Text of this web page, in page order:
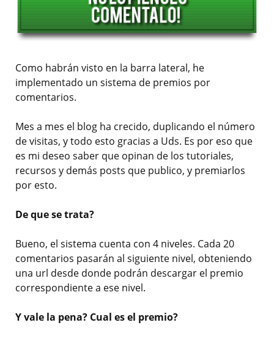
Como habrán visto en la barra lateral, he
implementado un sistema de premios por
comentarios.
Mes a mes el blog ha crecido, duplicando el número
de visitas, y todo esto gracias a Uds. Es por eso que
es mi deseo saber que opinan de los tutoriales,
recursos y demás posts que publico, y premiarlos
por esto.
De que se trata?
Bueno, el sistema cuenta con 4 niveles. Cada 20
comentarios pasarán al siguiente nivel, obteniendo
una url desde donde podrán descargar el premio
correspondiente a ese nivel.
Y vale la pena? Cual es el premio?